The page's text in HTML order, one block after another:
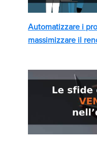
Automatizzare i
massimizzare il